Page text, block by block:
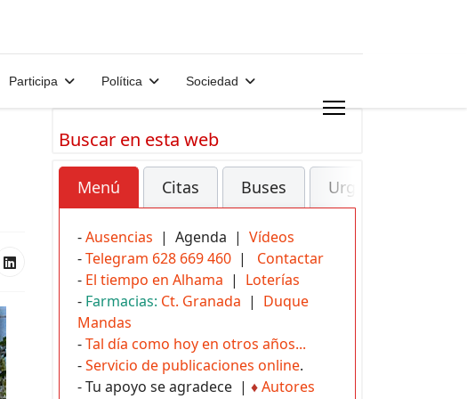
Participa Política Sociedad
Buscar en esta web
Menú Citas Buses Urgencias
-Ausencias | Agenda | Vídeos
-Telegram 628 669 460 | Contactar
- El tiempo en Alhama | Loterías
- Farmacias: Ct. Granada | Duque
Mandas
-Tal día como hoy en otros años...
-Servicio de publicaciones online.
- Tu apoyo se agradece | ♦Autores